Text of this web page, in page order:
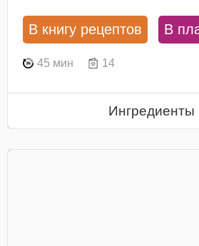
В книгу рецептов В
45 мин 14
Ингредиенты